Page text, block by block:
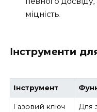
міцність.
Інструменти
Інструмент
Газовий ключ Для